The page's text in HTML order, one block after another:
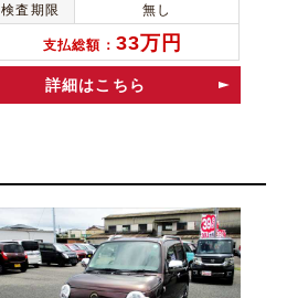
検査期限
無し
支払総額： 33万円
詳細はこちら